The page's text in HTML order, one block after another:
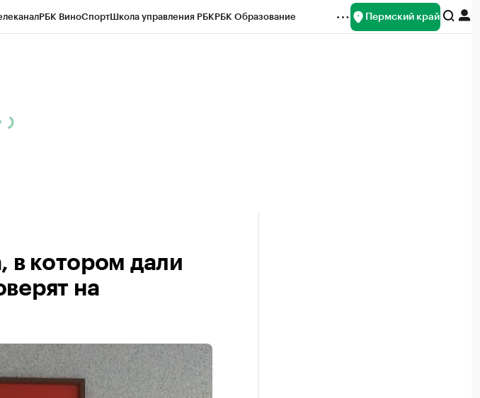
РБК ВиноСпортШкола управления РБКРБК Образование Пермский край
в котором дали
на